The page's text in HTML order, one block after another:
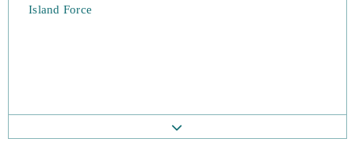
Island Force